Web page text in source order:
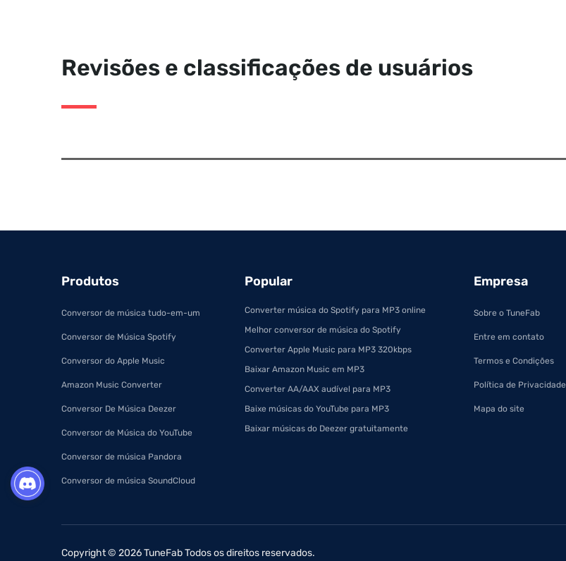
Revisões e classificações de usuários
Produtos
Conversor de música tudo-em-um
Conversor de Música Spotify
Conversor do Apple Music
Amazon Music Converter
Conversor De Música Deezer
Conversor de Música do YouTube
Conversor de música Pandora
Conversor de música SoundCloud
Popular
Converter música do Spotify para MP3 online
Melhor conversor de música do Spotify
Converter Apple Music para MP3 320kbps
Baixar Amazon Music em MP3
Converter AA/AAX audível para MP3
Baixe músicas do YouTube para MP3
Baixar músicas do Deezer gratuitamente
Empresa
Sobre o TuneFab
Entre em contato
Termos e Condições
Política de Privacidade
Mapa do site
Copyright © 2026 TuneFab Todos os direitos reservados.